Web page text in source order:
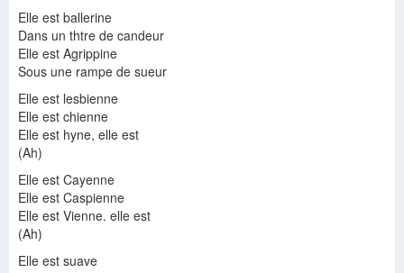
Elle est ballerine
Dans un thtre de candeur
Elle est Agrippine
Sous une rampe de sueur
Elle est lesbienne
Elle est chienne
Elle est hyne, elle est
(Ah)
Elle est Cayenne
Elle est Caspienne
Elle est Vienne. elle est
(Ah)
Elle est suave